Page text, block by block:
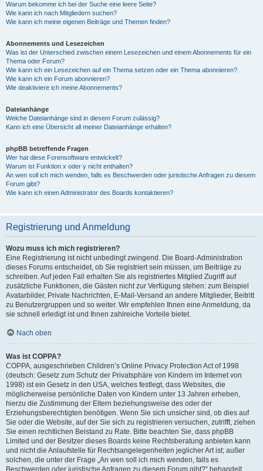
Warum bekomme ich bei der Suche eine leere Seite?
Wie kann ich nach Mitgliedern suchen?
Wie kann ich meine eigenen Beiträge und Themen finden?
Abonnements und Lesezeichen
Was ist der Unterschied zwischen einem Lesezeichen und einem Abonnements für ein
Thema oder Forum?
Wie kann ich ein Lesezeichen auf ein Thema setzen oder ein Thema abonnieren?
Wie kann ich ein Forum abonnieren?
Wie deaktiviere ich meine Abonnements?
Dateianhänge
Welche Dateianhänge sind in diesem Forum zulässig?
Kann ich eine Übersicht all meiner Dateianhänge erhalten?
phpBB betreffende Fragen
Wer hat diese Forensoftware entwickelt?
Warum ist Funktion x oder y nicht enthalten?
An wen soll ich mich wenden, falls es Beschwerden oder juristische Anfragen zu diesem
Forum gibt?
Wie kann ich einen Administrator des Boards kontaktieren?
Registrierung und Anmeldung
Wozu muss ich mich registrieren?
Eine Registrierung ist nicht unbedingt zwingend. Die Board-Administration
dieses Forums entscheidet, ob Sie registriert sein müssen, um Beiträge zu
schreiben. Auf jeden Fall erhalten Sie als registriertes Mitglied Zugriff auf
zusätzliche Funktionen, die Gästen nicht zur Verfügung stehen: zum Beispiel
Avatarbilder, Private Nachrichten, E-Mail-Versand an andere Mitglieder, Beitritt
zu Benutzergruppen und so weiter. Wir empfehlen Ihnen eine Anmeldung, da
sie schnell erledigt ist und Ihnen zahlreiche Vorteile bietet.
Nach oben
Was ist COPPA?
COPPA, ausgeschrieben Children’s Online Privacy Protection Act of 1998
(deutsch: Gesetz zum Schutz der Privatsphäre von Kindern im Internet von
1998) ist ein Gesetz in den USA, welches festlegt, dass Websites, die
möglicherweise persönliche Daten von Kindern unter 13 Jahren erheben,
hierzu die Zustimmung der Eltern beziehungsweise des oder der
Erziehungsberechtigten benötigen. Wenn Sie sich unsicher sind, ob dies auf
Sie oder die Website, auf der Sie sich zu registrieren versuchen, zutrifft, ziehen
Sie einen rechtlichen Beistand zu Rate. Bitte beachten Sie, dass phpBB
Limited und der Besitzer dieses Boards keine Rechtsberatung anbieten kann
und nicht die Anlaufstelle für Rechtsangelegenheiten jeglicher Art ist; außer
solchen, die unter der Frage „An wen soll ich mich wenden, falls es
Beschwerden oder juristische Anfragen zu diesem Forum gibt?“ behandelt